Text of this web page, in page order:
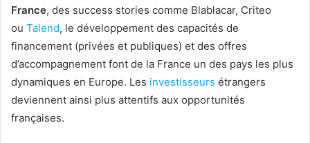
France, des success stories comme Blablacar, Criteo
ou Talend, le développement des capacités de
financement (privées et publiques) et des offres
d’accompagnement font de la France un des pays les plus
dynamiques en Europe. Les investisseurs étrangers
deviennent ainsi plus attentifs aux opportunités
françaises.